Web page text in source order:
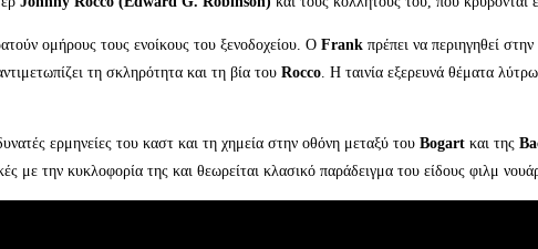
ομήρους τους ενοίκους του ξενοδοχείου. Ο Frank πρέπει να περιηγηθεί στην
τη σκληρότητα και τη βία του Rocco. Η ταινία εξερευνά θέματα
ερμηνείες του καστ και τη χημεία στην οθόνη μεταξύ του Bogart και της
με την κυκλοφορία της και θεωρείται κλασικό παράδειγμα του είδους φιλμ